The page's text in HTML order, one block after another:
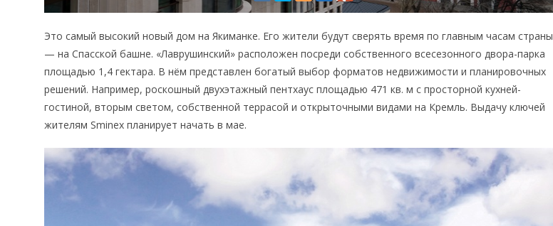
Это самый высокий новый дом на Якиманке. Его жители будут сверять время по главным часам страны
— на Спасской башне. «Лаврушинский» расположен посреди собственного всесезонного двора-парка
площадью 1,4 гектара. В нём представлен богатый выбор форматов недвижимости и планировочных
решений. Например, роскошный двухэтажный пентхаус площадью 471 кв. м с просторной кухней-
гостиной, вторым светом, собственной террасой и открыточными видами на Кремль. Выдачу ключей
жителям Sminex планирует начать в мае.